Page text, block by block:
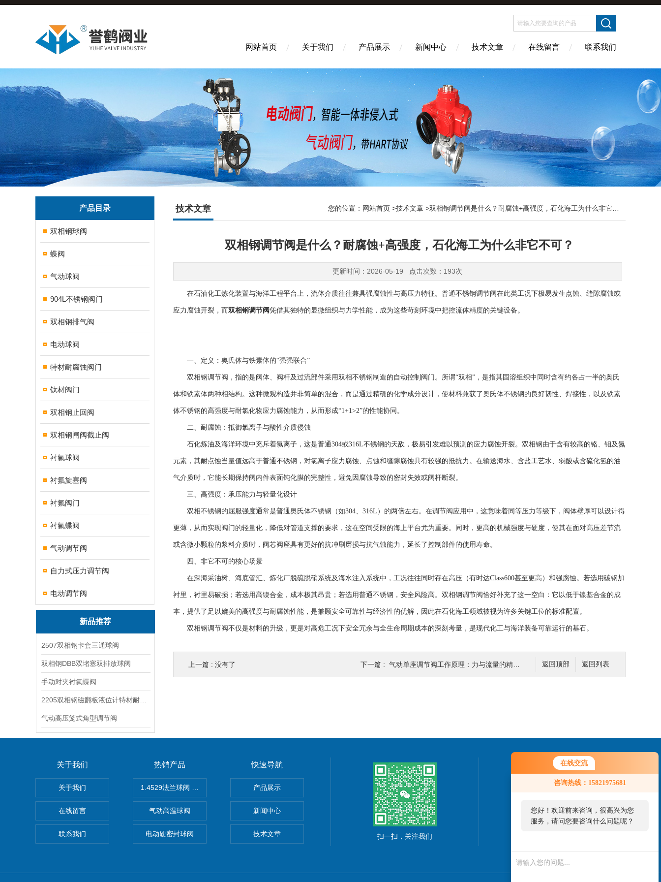
在线交流
咨询热线：15821975681
您好！欢迎前来咨询，很高兴为您
服务，请问您要咨询什么问题呢？
网站首页 关于我们 产品展示 新闻中心 技术文章 在线留言 联系我们
产品目录
双相钢球阀
蝶阀
气动球阀
904L不锈钢阀门
双相钢排气阀
电动球阀
特材耐腐蚀阀门
钛材阀门
双相钢止回阀
双相钢闸阀截止阀
衬氟球阀
衬氟旋塞阀
衬氟阀门
衬氟蝶阀
气动调节阀
自力式压力调节阀
电动调节阀
新品推荐
2507双相钢卡套三通球阀
双相钢DBB双堵塞双排放球阀
手动对夹衬氟蝶阀
气动高压笼式角型调节阀
技术文章 您的位置： 网站首页 >技术文章 >双相钢调节阀是什么？耐腐蚀+高强度，石化海工为什么非它不可？
双相钢调节阀是什么？耐腐蚀+高强度，石化海工为什么非它不可？
更新时间：2026-05-19 点击次数：193次
在石油化工炼化装置与海洋工程平台上，流体介质往往兼具强腐蚀性与高压力特征。普通不锈钢调节阀在此类工况下极易发生点蚀、缝隙腐蚀或
应力腐蚀开裂，而双相钢调节阀凭借其独特的显微组织与力学性能，成为这些苛刻环境中把控流体精度的关键设备。
一、定义：奥氏体与铁素体的“强强联合”
双相钢调节阀，指的是阀体、阀杆及过流部件采用双相不锈钢制造的自动控制阀门。所谓“双相”，是指其固溶组织中同时含有约各占一半的奥氏
体和铁素体两种相结构。这种微观构造并非简单的混合，而是通过精确的化学成分设计，使材料兼获了奥氏体不锈钢的良好韧性、焊接性，以及铁素
体不锈钢的高强度与耐氯化物应力腐蚀能力，从而形成“1+1>2”的性能协同。
二、耐腐蚀：抵御氯离子与酸性介质侵蚀
石化炼油及海洋环境中充斥着氯离子，这是普通304或316L不锈钢的天敌，极易引发难以预测的应力腐蚀开裂。双相钢由于含有较高的铬、钼及氮
元素，其耐点蚀当量值远高于普通不锈钢，对氯离子应力腐蚀、点蚀和缝隙腐蚀具有较强的抵抗力。在输送海水、含盐工艺水、弱酸或含硫化氢的油
气介质时，它能长期保持阀内件表面钝化膜的完整性，避免因腐蚀导致的密封失效或阀杆断裂。
三、高强度：承压能力与轻量化设计
双相不锈钢的屈服强度通常是普通奥氏体不锈钢（如304、316L）的两倍左右。在调节阀应用中，这意味着同等压力等级下，阀体壁厚可以设计得
更薄，从而实现阀门的轻量化，降低对管道支撑的要求，这在空间受限的海上平台尤为重要。同时，更高的机械强度与硬度，使其在面对高压差节流
或含微小颗粒的浆料介质时，阀芯阀座具有更好的抗冲刷磨损与抗气蚀能力，延长了控制部件的使用寿命。
四、非它不可的核心场景
在深海采油树、海底管汇、炼化厂脱硫脱硝系统及海水注入系统中，工况往往同时存在高压（有时达Class600甚至更高）和强腐蚀。若选用碳钢加
衬里，衬里易破损；若选用高镍合金，成本极其昂贵；若选用普通不锈钢，安全风险高。双相钢调节阀恰好补充了这一空白：它以低于镍基合金的成
本，提供了足以媲美的高强度与耐腐蚀性能，是兼顾安全可靠性与经济性的优解，因此在石化海工领域被视为许多关键工位的标准配置。
双相钢调节阀不仅是材料的升级，更是对高危工况下安全冗余与全生命周期成本的深刻考量，是现代化工与海洋装备可靠运行的基石。
返回列表
返回顶部
上一篇 : 没有了 下一篇 : 气动单座调节阀工作原理：力与流量的精准对话
关于我们
关于我们
在线留言
联系我们
热销产品
1.4529法兰球阀 不锈钢球阀
气动高温球阀
电动硬密封球阀
快速导航
产品展示
新闻中心
技术文章 扫一扫，关注我们
联系我们
021-51863699